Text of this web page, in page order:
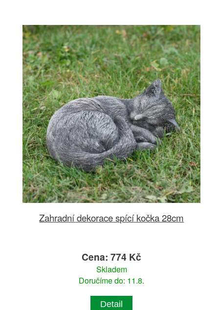
Zahradní dekorace spící kočka 28cm
Cena: 774 Kč
Skladem
Doručíme do: 11.8.
Detail